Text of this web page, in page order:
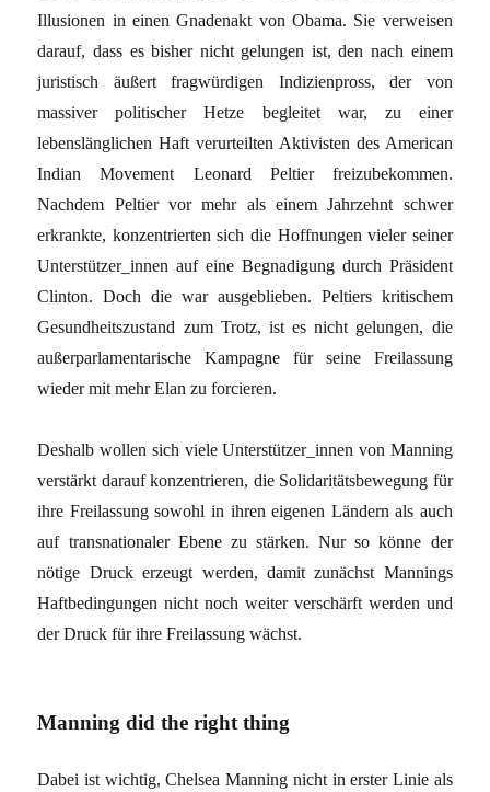
Illusionen in einen Gnadenakt von Obama. Sie verweisen
darauf, dass es bisher nicht gelungen ist, den nach einem
juristisch äußert fragwürdigen Indizienpross, der von
massiver politischer Hetze begleitet war, zu einer
lebenslänglichen Haft verurteilten Aktivisten des American
Indian Movement Leonard Peltier freizubekommen.
Nachdem Peltier vor mehr als einem Jahrzehnt schwer
erkrankte, konzentrierten sich die Hoffnungen vieler seiner
Unterstützer_innen auf eine Begnadigung durch Präsident
Clinton. Doch die war ausgeblieben. Peltiers kritischem
Gesundheitszustand zum Trotz, ist es nicht gelungen, die
außerparlamentarische Kampagne für seine Freilassung
wieder mit mehr Elan zu forcieren.
Deshalb wollen sich viele Unterstützer_innen von Manning
verstärkt darauf konzentrieren, die Solidaritätsbewegung für
ihre Freilassung sowohl in ihren eigenen Ländern als auch
auf transnationaler Ebene zu stärken. Nur so könne der
nötige Druck erzeugt werden, damit zunächst Mannings
Haftbedingungen nicht noch weiter verschärft werden und
der Druck für ihre Freilassung wächst.
Manning did the right thing
Dabei ist wichtig, Chelsea Manning nicht in erster Linie als